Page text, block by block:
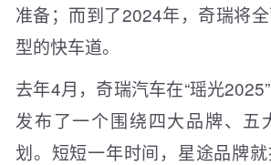
准备；而到了2024年，奇瑞将
型的快车道。
去年4月，奇瑞汽车在“瑶光
发布了一个围绕四大品牌、五
划。短短一年时间，星途品牌